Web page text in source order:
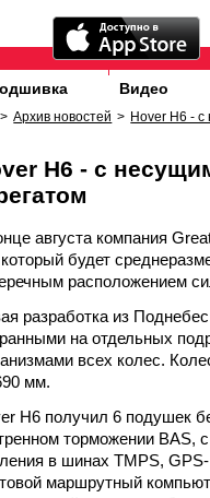
Видео
> Архив новостей > Hover H6 -
H6 - с
августа компания
будет
расположением
разработка из
на отдельных
всех колес.
мм.
H6 получил 6 подушек
торможении BAS,
в шинах TMPS,
маршрутный